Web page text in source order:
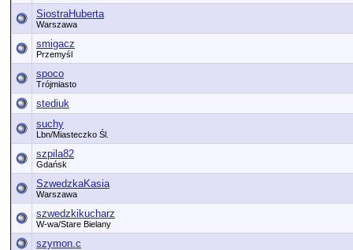
SiostraHuberta
Warszawa
smigacz
Przemyśl
spoco
Trójmiasto
stediuk
suchy
Lbn/Miasteczko Śl.
szpila82
Gdańsk
SzwedzkaKasia
Warszawa
szwedzkikucharz
W-wa/Stare Bielany
szymon.c